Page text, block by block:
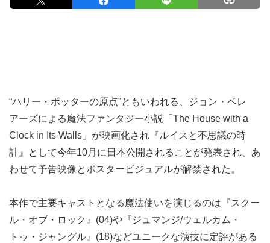
“ハリー・ポッターの原点”ともいわれる、ジョン・ベレ
アーズによる魔法ファンタジー小説「The House with a
Clock in Its Walls」が映画化され『ルイスと不思議の時
計』として今年10月に日本公開されることが発表され、あ
わせて予告映像とポスタービジュアルが解禁された。
本作で主要キャストとなる魔法使いを演じるのは『スクー
ル・オブ・ロック』(04)や『ジュマンジ/ウェルカム・
トゥ・ジャングル』(18)などユニークな演技に定評がある